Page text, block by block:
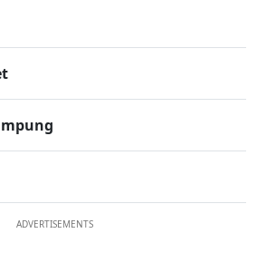
ADVERTISEMENTS